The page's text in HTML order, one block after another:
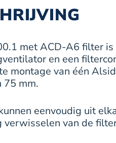
met ACD-A6 filter
en een
montage van één
75 mm.
eenvoudig uit
verwisselen van de